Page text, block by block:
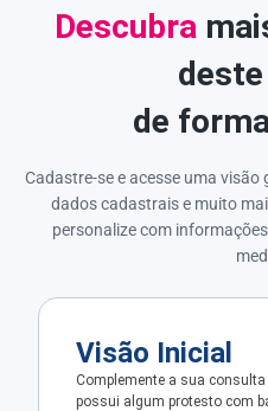
Descubra
deste
de
Cadastre-se e acesse uma
dados cadastrais e muito
personalize com
Visão Inicial
Complemente a sua
possui algum protesto com